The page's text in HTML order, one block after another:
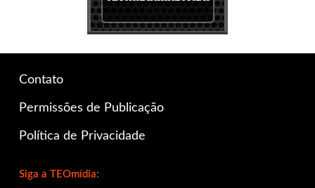
Contato
Permissões de Publicação
Política de Privacidade
Siga a TEOmídia: